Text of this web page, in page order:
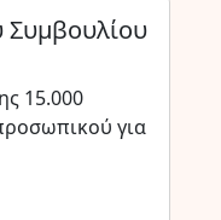
Συμβουλίου
15.000
για